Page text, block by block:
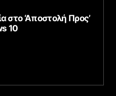
στο ‘Αποστολή Προς’
10